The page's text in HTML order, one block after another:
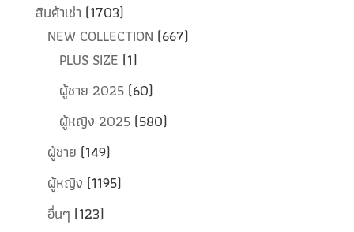
สินค้าเช่า (1703)
NEW COLLECTION (667)
PLUS SIZE (1)
ผู้ชาย 2025 (60)
ผู้หญิง 2025 (580)
ผู้ชาย (149)
ผู้หญิง (1195)
อื่นๆ (123)